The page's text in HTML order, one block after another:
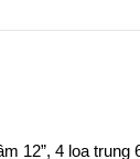
12”, 4 loa trung